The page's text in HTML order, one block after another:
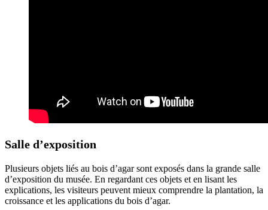
Salle d’exposition
Plusieurs objets liés au bois d’agar sont exposés dans la grande salle
d’exposition du musée. En regardant ces objets et en lisant les
explications, les visiteurs peuvent mieux comprendre la plantation, la
croissance et les applications du bois d’agar.